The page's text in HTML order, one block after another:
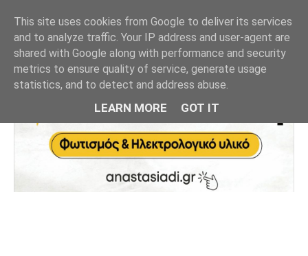
This site uses cookies from Google to deliver its services
and to analyze traffic. Your IP address and user-agent are
shared with Google along with performance and security
metrics to ensure quality of service, generate usage
statistics, and to detect and address abuse.
LEARN MORE GOT IT